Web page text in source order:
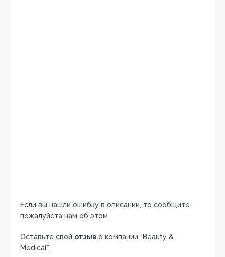
Если вы нашли ошибку в описании, то сообщите
пожалуйста нам об этом.
Оставьте свой отзыв о компании “Beauty &
Medical”.